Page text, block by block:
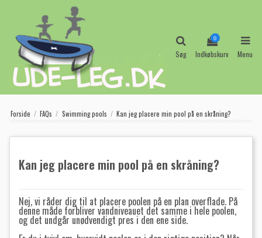
Søg
0
Indkøbskurv Menu
Forside FAQs Swimming pools Kan jeg placere min pool på en skråning?
Kan jeg placere min pool på en skråning?
Nej, vi råder dig til at placere poolen på en plan overflade. På
denne måde forbliver vandniveauet det samme i hele poolen,
og det undgår unødvendigt pres i den ene side.